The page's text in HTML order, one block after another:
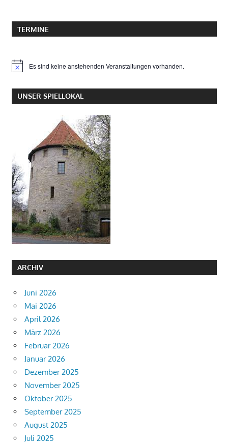
TERMINE
HinweisEs sind keine anstehenden Veranstaltungen vorhanden.
UNSER SPIELLOKAL
ARCHIV
Juni 2026
Mai 2026
April 2026
März 2026
Februar 2026
Januar 2026
Dezember 2025
November 2025
Oktober 2025
September 2025
August 2025
Juli 2025